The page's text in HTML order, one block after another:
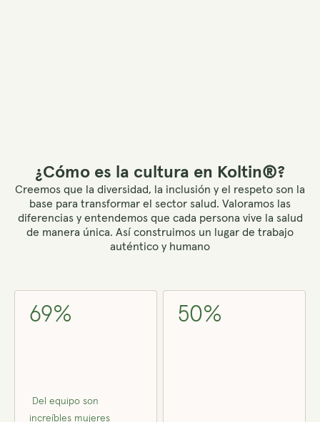
¿Cómo es la cultura en Koltin®?
Creemos que la diversidad, la inclusión y el respeto son la
base para transformar el sector salud. Valoramos las
diferencias y entendemos que cada persona vive la salud
de manera única. Así construimos un lugar de trabajo
auténtico y humano
69%
Del equipo son
increíbles mujeres
50%